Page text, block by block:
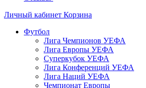
Личный кабинет Корзина
Футбол
Лига Чемпионов УЕФА
Лига Европы УЕФА
Суперкубок УЕФА
Лига Конференций УЕФА
Лига Наций УЕФА
Чемпионат Европы